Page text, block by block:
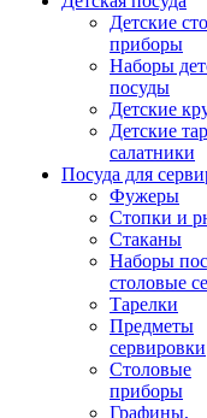
Детские
приборы
Наборы
посуды
Детские
Детские
салатники
Посуда для
Фужеры
Стопки и
Стаканы
Наборы
столовые
Тарелки
Предметы
сервировки
Столовые
приборы
Графины,